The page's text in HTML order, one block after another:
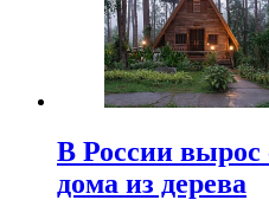
В России вырос
дома из дерева